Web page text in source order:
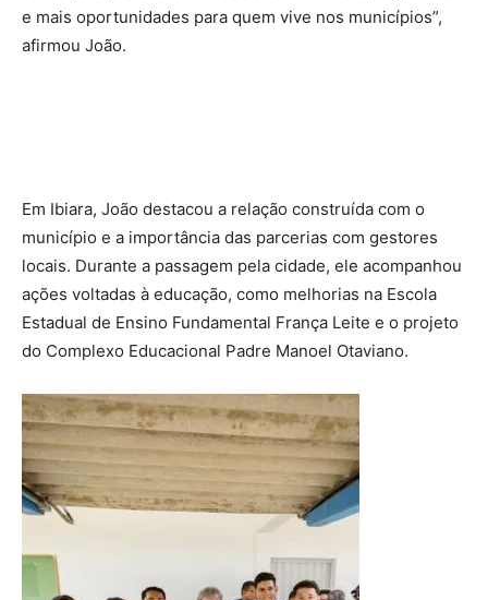
e mais oportunidades para quem vive nos municípios”,
afirmou João.
Em Ibiara, João destacou a relação construída com o
município e a importância das parcerias com gestores
locais. Durante a passagem pela cidade, ele acompanhou
ações voltadas à educação, como melhorias na Escola
Estadual de Ensino Fundamental França Leite e o projeto
do Complexo Educacional Padre Manoel Otaviano.